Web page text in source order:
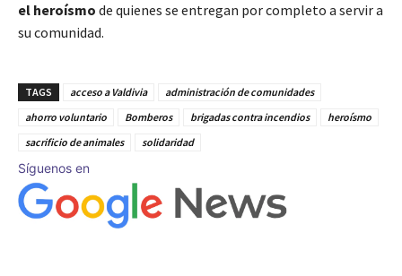
el heroísmo de quienes se entregan por completo a servir a
su comunidad.
TAGS acceso a Valdivia
administración de comunidades
ahorro voluntario
Bomberos brigadas contra incendios
heroísmo
sacrificio de animales
solidaridad
Síguenos en